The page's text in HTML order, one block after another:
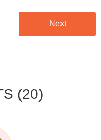
Next
(20)